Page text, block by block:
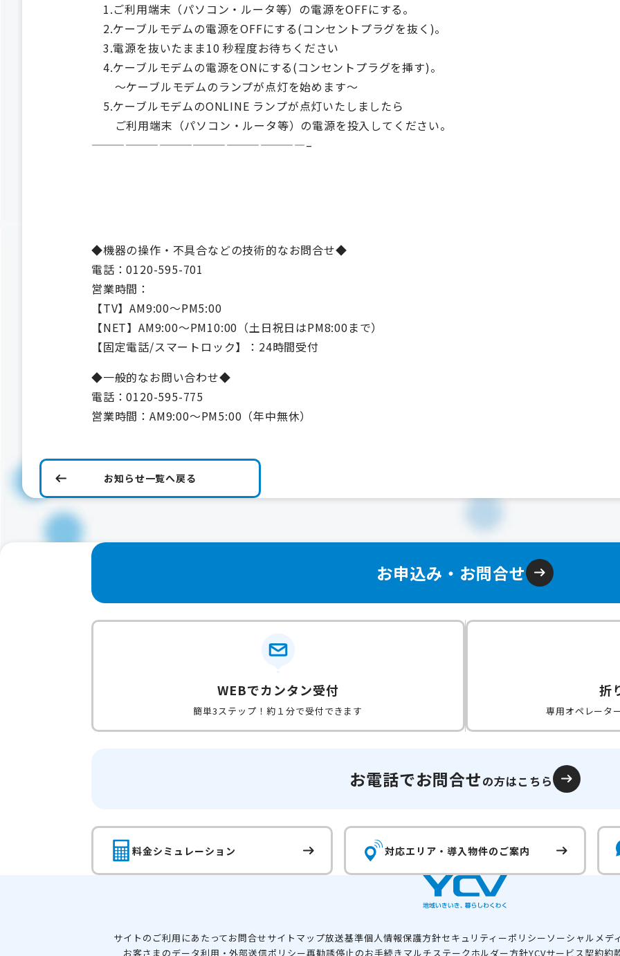
1.ご利用端末（パソコン・ルータ等）の電源をOFFにする。
2.ケーブルモデムの電源をOFFにする(コンセントプラグを抜く)。
3.電源を抜いたまま10 秒程度お待ちください
4.ケーブルモデムの電源をONにする(コンセントプラグを挿す)。
～ケーブルモデムのランプが点灯を始めます～
5.ケーブルモデムのONLINE ランプが点灯いたしましたら
ご利用端末（パソコン・ルータ等）の電源を投入してください。
———————————————————–
◆機器の操作・不具合などの技術的なお問合せ◆
電話：0120-595-701
営業時間：
【TV】AM9:00～PM5:00
【NET】AM9:00～PM10:00（土日祝日はPM8:00まで）
【固定電話/スマートロック】：24時間受付
◆一般的なお問い合わせ◆
電話：0120-595-775
営業時間：AM9:00～PM5:00（年中無休）
お知らせ一覧へ戻る
お申込み・お問合せ
WEBでカンタン受付
簡単3ステップ！約１分で受付できます
折
専用オペレータ
お電話でお問合せの方はこちら
料金シミュレーション 対応エリア・導入物件のご案内
サイトのご利用にあたってお問合せサイトマップ放送基準個人情報保護方針セキュリティーポリシーソーシャルメデ
お客さまのデータ利用・外部送信ポリシー再勧誘停止のお手続き マルチステークホルダー方針YCVサービス契約約